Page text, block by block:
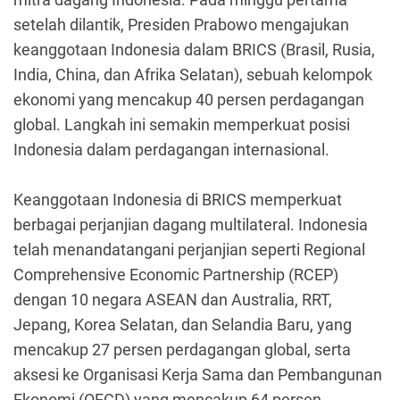
setelah dilantik, Presiden Prabowo mengajukan
keanggotaan Indonesia dalam BRICS (Brasil, Rusia,
India, China, dan Afrika Selatan), sebuah kelompok
ekonomi yang mencakup 40 persen perdagangan
global. Langkah ini semakin memperkuat posisi
Indonesia dalam perdagangan internasional.
Keanggotaan Indonesia di BRICS memperkuat
berbagai perjanjian dagang multilateral. Indonesia
telah menandatangani perjanjian seperti Regional
Comprehensive Economic Partnership (RCEP)
dengan 10 negara ASEAN dan Australia, RRT,
Jepang, Korea Selatan, dan Selandia Baru, yang
mencakup 27 persen perdagangan global, serta
aksesi ke Organisasi Kerja Sama dan Pembangunan